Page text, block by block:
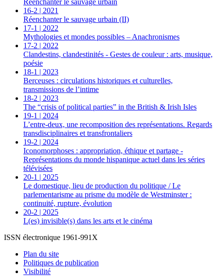
Réenchanter le sauvage urbain
16-2 | 2021
Réenchanter le sauvage urbain (II)
17-1 | 2022
Mythologies et mondes possibles – Anachronismes
17-2 | 2022
Clandestins, clandestinités - Gestes de couleur : arts, musique,
poésie
18-1 | 2023
Berceuses : circulations historiques et culturelles,
transmissions de l’intime
18-2 | 2023
The “crisis of political parties” in the British & Irish Isles
19-1 | 2024
L’entre-deux, une recomposition des représentations. Regards
transdisciplinaires et transfrontaliers
19-2 | 2024
Iconomorphoses : appropriation, éthique et partage -
Représentations du monde hispanique actuel dans les séries
télévisées
20-1 | 2025
Le domestique, lieu de production du politique / Le
parlementarisme au prisme du modèle de Westminster :
continuité, rupture, évolution
20-2 | 2025
L(es) invisible(s) dans les arts et le cinéma
ISSN électronique 1961-991X
Plan du site
Politiques de publication
Visibilité